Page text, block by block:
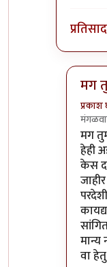
मग
प्रकाश
In
मग
हेही
केस
मान्य
वा